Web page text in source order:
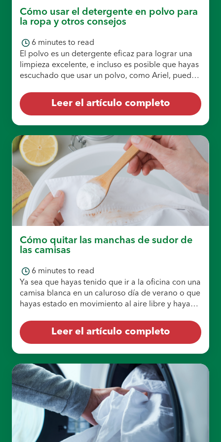
Echa la ropa.
Cómo usar el detergente en polvo para
la ropa y otros consejos
6 minutes to read
El polvo es un detergente eficaz para lograr una
limpieza excelente, e incluso es posible que hayas
escuchado que usar un polvo, como Ariel, puede
Leer el artículo completo
Cómo quitar las manchas de sudor de
las camisas
6 minutes to read
Ya sea que hayas tenido que ir a la oficina con una
camisa blanca en un caluroso día de verano o que
hayas estado en movimiento al aire libre y hayas
Leer el artículo completo